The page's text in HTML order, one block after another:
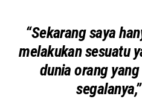
“Sekarang saya
melakukan sesuatu
dunia orang
segalanya,”